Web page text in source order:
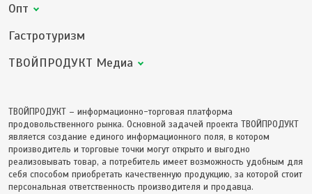
Опт
Гастротуризм
ТВОЙПРОДУКТ Медиа
ТВОЙПРОДУКТ – информационно-торговая платформа
продовольственного рынка. Основной задачей проекта ТВОЙПРОДУКТ
является создание единого информационного поля, в котором
производитель и торговые точки могут открыто и выгодно
реализовывать товар, а потребитель имеет возможность удобным для
себя способом приобретать качественную продукцию, за которой стоит
персональная ответственность производителя и продавца.